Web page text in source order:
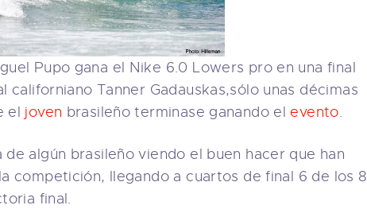
WEBCAM SALINAS
PEDIDOS
Pupo gana el Nike 6.0 Lowers pro en una final
californiano Tanner Gadauskas,sólo unas décimas
el joven brasileño terminase ganando elevento.
algún brasileño viendo el buen hacer que han
competición, llegando a cuartos de final 6 de los 8
final.